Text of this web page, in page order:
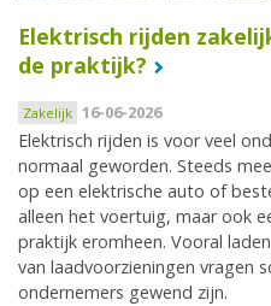
Elektrisch rijden
de praktijk?
Zakelijk 16-06-2026
Elektrisch rijden is voor veel
normaal geworden. Steeds
op een elektrische auto of
alleen het voertuig, maar ook
praktijk eromheen. Vooral
van laadvoorzieningen vragen
ondernemers gewend zijn.